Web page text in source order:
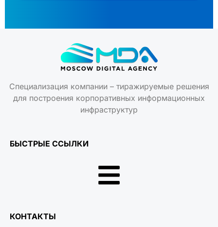
Специализация компании – тиражируемые решения
для построения корпоративных информационных
инфраструктур
БЫСТРЫЕ ССЫЛКИ
КОНТАКТЫ